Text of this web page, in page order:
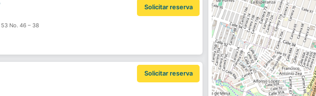
Solicitar reserva
No. 46 – 38
Solicitar reserva